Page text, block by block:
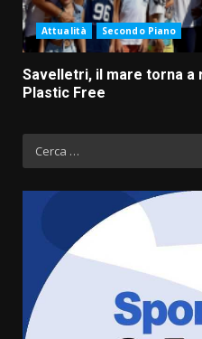
Attualità Secondo Piano
Savelletri, il mare torna a
Plastic Free
Ricerca
per: